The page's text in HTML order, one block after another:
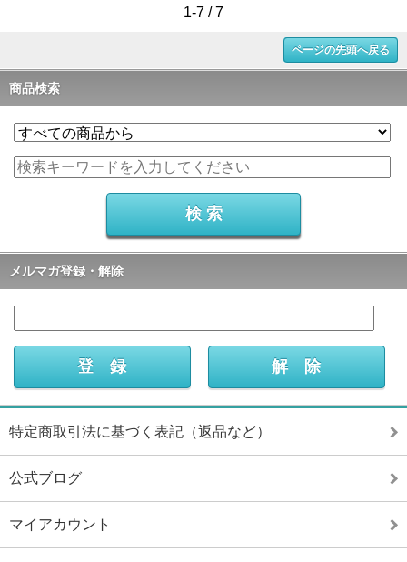
1-7 / 7
ページの先頭へ戻る
商品検索
メルマガ登録・解除
特定商取引法に基づく表記（返品など）
公式ブログ
マイアカウント